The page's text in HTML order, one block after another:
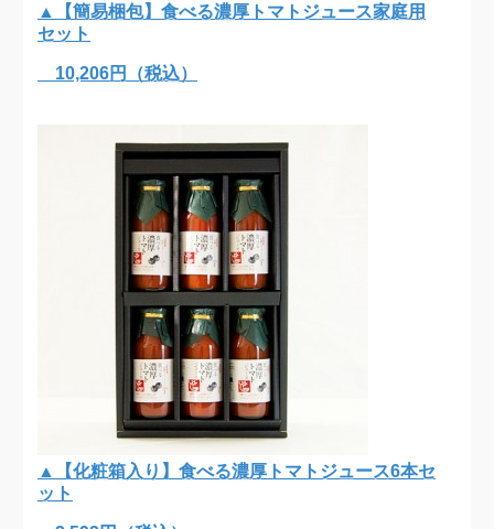
▲【簡易梱包】食べる濃厚トマトジュース家庭用
セット
10,206円（税込）
▲【化粧箱入り】食べる濃厚トマトジュース6本セ
ット